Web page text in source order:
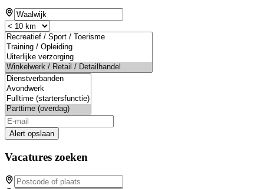
Alert opslaan
Vacatures zoeken